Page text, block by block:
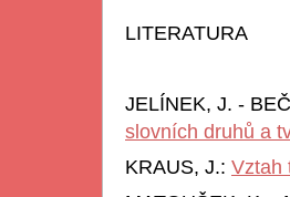
LITERATURA
JELÍNEK, J. -
slovních druhů a
KRAUS, J.: Vztah